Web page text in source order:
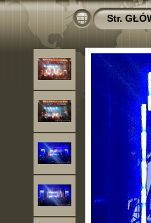
Str.